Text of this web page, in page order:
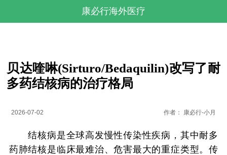
康必行海外医疗
贝达喹啉(Sirturo/Bedaquilin)改写了耐
多药结核病的治疗格局
2026-07-02 作者： 康必行-小月
结核病是全球高发慢性传染性疾病，其中耐多
药肺结核是临床最难治、危害最大的重症类型。传